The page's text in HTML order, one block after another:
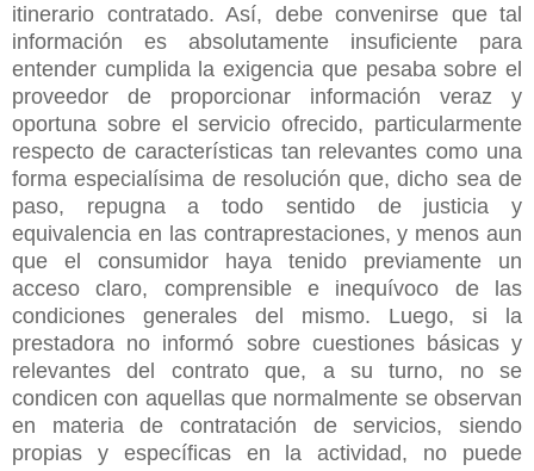
itinerario contratado. Así, debe convenirse que tal
información es absolutamente insuficiente para
entender cumplida la exigencia que pesaba sobre el
proveedor de proporcionar información veraz y
oportuna sobre el servicio ofrecido, particularmente
respecto de características tan relevantes como una
forma especialísima de resolución que, dicho sea de
paso, repugna a todo sentido de justicia y
equivalencia en las contraprestaciones, y menos aun
que el consumidor haya tenido previamente un
acceso claro, comprensible e inequívoco de las
condiciones generales del mismo. Luego, si la
prestadora no informó sobre cuestiones básicas y
relevantes del contrato que, a su turno, no se
condicen con aquellas que normalmente se observan
en materia de contratación de servicios, siendo
propias y específicas en la actividad, no puede